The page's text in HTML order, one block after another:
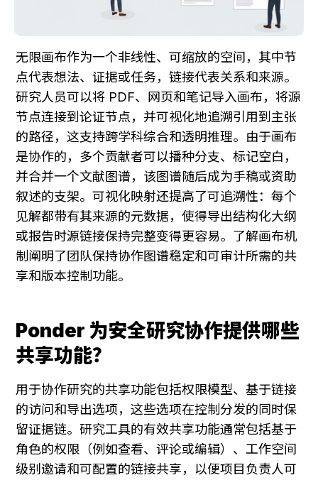
无限画布作为一个非线性、可缩放的空间，其中节
点代表想法、证据或任务，链接代表关系和来源。
研究人员可以将 PDF、网页和笔记导入画布，将源
节点连接到论证节点，并可视化地追溯引用到主张
的路径，这支持跨学科综合和透明推理。由于画布
是协作的，多个贡献者可以播种分支、标记空白，
并合并一个文献图谱，该图谱随后成为手稿或资助
叙述的支架。可视化映射还提高了可追溯性：每个
见解都带有其来源的元数据，使得导出结构化大纲
或报告时源链接保持完整变得更容易。了解画布机
制阐明了团队保持协作图谱稳定和可审计所需的共
享和版本控制功能。
Ponder 为安全研究协作提供哪些
共享功能？
用于协作研究的共享功能包括权限模型、基于链接
的访问和导出选项，这些选项在控制分发的同时保
留证据链。研究工具的有效共享功能通常包括基于
角色的权限（例如查看、评论或编辑）、工作空间
级别邀请和可配置的链接共享，以便项目负责人可